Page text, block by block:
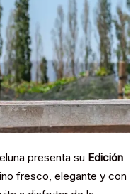
presenta su Edición
fresco, elegante y con